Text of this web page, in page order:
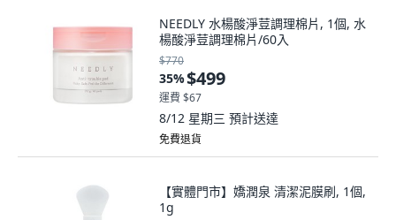
NEEDLY 水楊酸淨荳調理棉片, 1個, 水
楊酸淨荳調理棉片/60入
$770
35%$499
運費 $67
8/12 星期三 預計送達
免費退貨
【實體門市】嬌潤泉 清潔泥膜刷, 1個,
1g